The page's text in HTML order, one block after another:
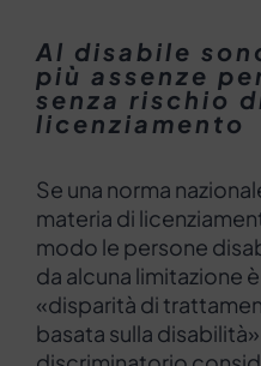
Al disabile
più assenze
senza rischio
licenziamento
Se una norma
materia di
modo le persone
da alcuna limitazione
«disparità di
basata sulla